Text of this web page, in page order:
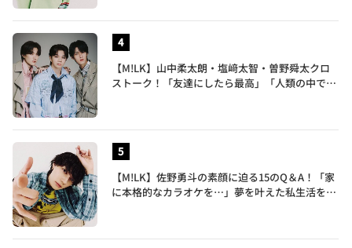
【M!LK】山中柔太朗・塩﨑太智・曽野舜太クロ
ストーク！「友達にしたら最高」「人類の中で桁
【M!LK】佐野勇斗の素顔に迫る15のQ＆A！「家
に本格的なカラオケを…」夢を叶えた私生活を公